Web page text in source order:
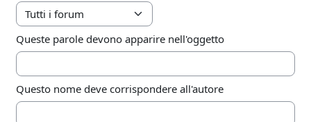
Queste parole devono apparire nell'oggetto
Questo nome deve corrispondere all'autore